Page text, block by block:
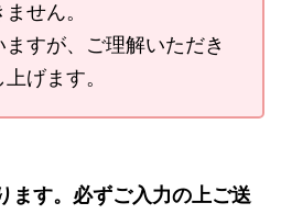
せん。
すが、ご理解いただき
げます。
ます。必ずご入力の上ご送